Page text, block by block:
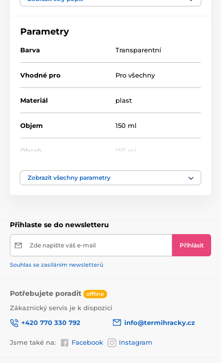
mateřský prs při kojení a tím umožňuje maminkám
z lahve.
Funkce kontroly teploty mléka uvnitř lahvičky varuje
doporučených 37°C.
Náhradní silikonové savičky k těmto lahvičkám nesou
rovněž označení Anti-colic.
Parametry
Barva Transparentní
Vhodné pro Pro všechny
Materiál plast
Objem 150 ml
Obsah 150 ml
Zobrazit všechny parametry
Přihlaste se do newsletteru
Zde napište váš e-mail Přihlásit
Souhlas se zasíláním newsletterů
Potřebujete poradit offline
Zákaznický servis je k dispozici
+420 770 330 792
info@termihracky.cz
Jsme také na: Facebook Instagram